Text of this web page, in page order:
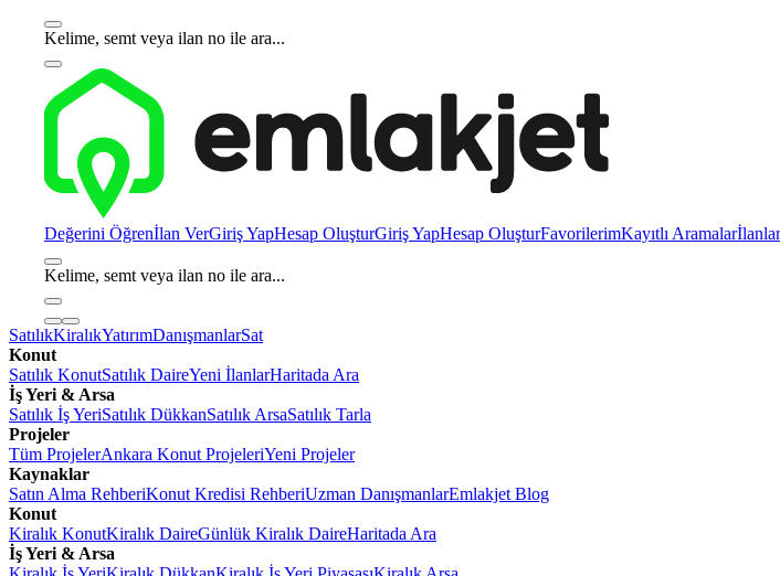
Kelime, semt veya ilan no ile ara...
Değerini Öğrenİlan VerGiriş YapHesap OluşturGiriş YapHesap OluşturFavorilerimKayıtlı Aramalar
Kelime, semt veya ilan no ile ara...
SatılıkKiralıkYatırımDanışmanlarSat
Konut
Satılık KonutSatılık DaireYeni İlanlarHaritada Ara
İş Yeri & Arsa
Satılık İş YeriSatılık DükkanSatılık ArsaSatılık Tarla
Projeler
Tüm ProjelerAnkara Konut ProjeleriYeni Projeler
Kaynaklar
Satın Alma RehberiKonut Kredisi RehberiUzman DanışmanlarEmlakjet Blog
Konut
Kiralık KonutKiralık DaireGünlük Kiralık DaireHaritada Ara
İş Yeri & Arsa